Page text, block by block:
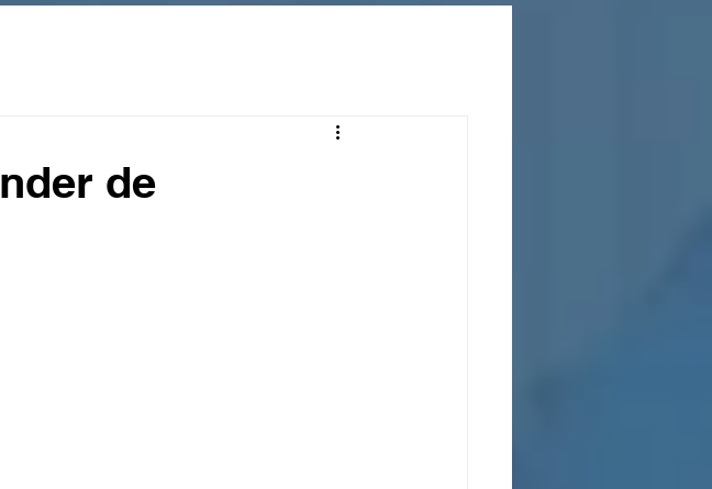
de